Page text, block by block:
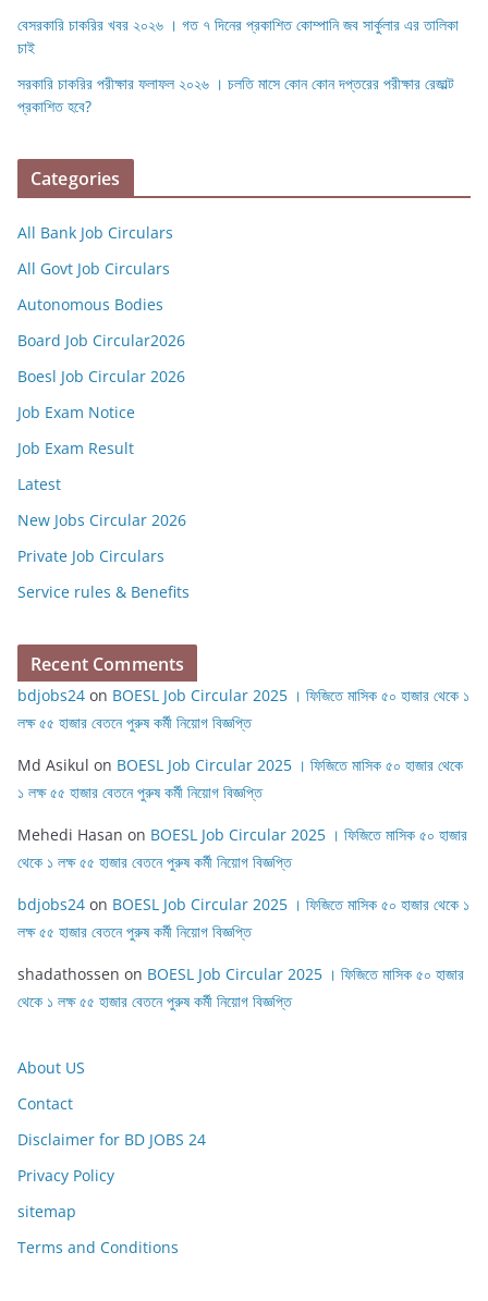
বেসরকারি চাকরির খবর ২০২৬ । গত ৭ দিনের প্রকাশিত কোম্পানি জব সার্কুলার এর তালিকা
চাই
সরকারি চাকরির পরীক্ষার ফলাফল ২০২৬ । চলতি মাসে কোন কোন দপ্তরের পরীক্ষার রেজাল্ট
প্রকাশিত হবে?
Categories
All Bank Job Circulars
All Govt Job Circulars
Autonomous Bodies
Board Job Circular2026
Boesl Job Circular 2026
Job Exam Notice
Job Exam Result
Latest
New Jobs Circular 2026
Private Job Circulars
Service rules & Benefits
Recent Comments
bdjobs24 on BOESL Job Circular 2025 । ফিজিতে মাসিক ৫০ হাজার থেকে ১
লক্ষ ৫৫ হাজার বেতনে পুরুষ কর্মী নিয়োগ বিজ্ঞপ্তি
Md Asikul on BOESL Job Circular 2025 । ফিজিতে মাসিক ৫০ হাজার থেকে
১ লক্ষ ৫৫ হাজার বেতনে পুরুষ কর্মী নিয়োগ বিজ্ঞপ্তি
Mehedi Hasan on BOESL Job Circular 2025 । ফিজিতে মাসিক ৫০ হাজার
থেকে ১ লক্ষ ৫৫ হাজার বেতনে পুরুষ কর্মী নিয়োগ বিজ্ঞপ্তি
bdjobs24 on BOESL Job Circular 2025 । ফিজিতে মাসিক ৫০ হাজার থেকে ১
লক্ষ ৫৫ হাজার বেতনে পুরুষ কর্মী নিয়োগ বিজ্ঞপ্তি
shadathossen on BOESL Job Circular 2025 । ফিজিতে মাসিক ৫০ হাজার
থেকে ১ লক্ষ ৫৫ হাজার বেতনে পুরুষ কর্মী নিয়োগ বিজ্ঞপ্তি
About US
Contact
Disclaimer for BD JOBS 24
Privacy Policy
sitemap
Terms and Conditions